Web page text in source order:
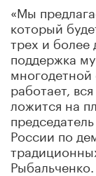
«Мы
который
трех и более
поддержка
работает,
ложится на
России по
Рыбальченко.